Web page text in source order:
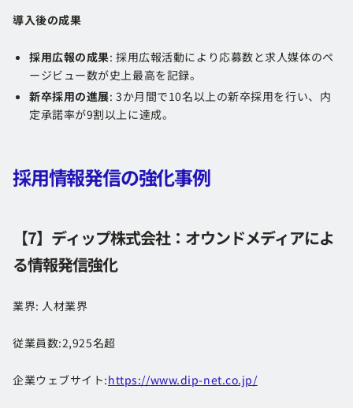
導入後の成果
採用広報の成果: 採用広報活動により応募数と求人媒体のペ
ージビュー数が史上最高を記録。
新卒採用の進展: 3か月間で10名以上の新卒採用を行い、内
定承諾率が9割以上に達成。
採用情報発信の強化事例
【7】ディップ株式会社：オウンドメディアによ
る情報発信強化
業界: 人材業界
従業員数:2,925名超
企業ウェブサイト:https://www.dip-net.co.jp/